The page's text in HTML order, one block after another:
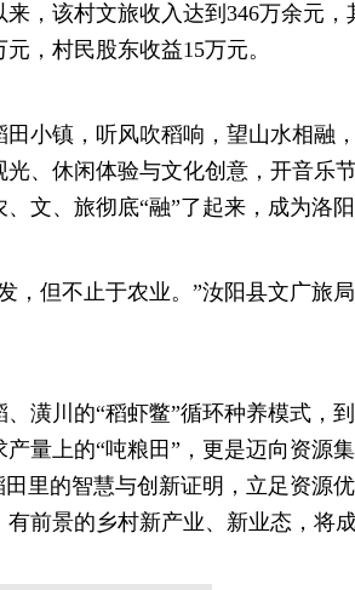
，该村文旅收入达到346万余元，
，村民股东收益15万元。
镇，听风吹稻响，望山水相融
、休闲体验与文化创意，开音乐
文、旅彻底“融”了起来，成为洛
但不止于农业。”汝阳县文广旅
川的“稻虾鳖”循环种养模式，
量上的“吨粮田”，更是迈向资源
田里的智慧与创新证明，立足资源
有前景的乡村新产业、新业态，将